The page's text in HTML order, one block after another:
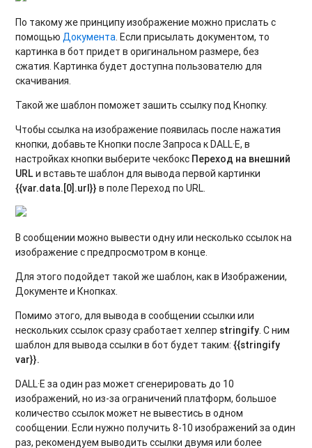
По такому же принципу изображение можно прислать с
помощьюДокумента. Если присылать документом, то
картинка в бот придет в оригинальном размере, без
сжатия. Картинка будет доступна пользователю для
скачивания.
Такой же шаблон поможет зашить ссылку под Кнопку.
Чтобы ссылка на изображение появилась после нажатия
кнопки, добавьте Кнопки после Запроса к DALL·E, в
настройках кнопки выберите чекбокс Переход на внешний
URLи вставьте шаблон для вывода первой картинки
{{var.data.[0].url}} в поле Переход по URL.
В сообщении можно вывести одну или несколько ссылок на
изображение с предпросмотром в конце.
Для этого подойдет такой же шаблон, как в Изображении,
Документе и Кнопках.
Помимо этого, для вывода в сообщении ссылки или
нескольких ссылок сразу сработает хелперstringify. С ним
шаблон для вывода ссылки в бот будет таким:{{stringify
var}}.
DALL·E за один раз может сгенерировать до 10
изображений, но из-за ограничений платформ, большое
количество ссылок может не вывестись в одном
сообщении. Если нужно получить 8-10 изображений за один
раз, рекомендуем выводить ссылки двумя или более